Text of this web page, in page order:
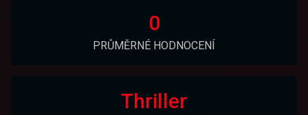
0
PRŮMĚRNÉ HODNOCENÍ
Thriller